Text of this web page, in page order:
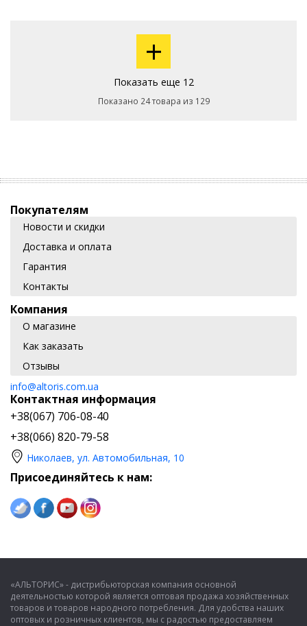
+
Показать еще 12
Показано 24 товара из 129
Покупателям
Новости и скидки
Доставка и оплата
Гарантия
Контакты
Компания
О магазине
Как заказать
Отзывы
info@altoris.com.ua
Контактная информация
+38(067) 706-08-40
+38(066) 820-79-58
Николаев, ул. Автомобильная, 10
Присоединяйтесь к нам:
«АЛЬТОРИС» - дистрибьюторская компания основной
деятельностью которой является оптовая продажа хозяйственных
товаров и товаров народного потребления. Для удобства наших
оптовых и розничных клиентов, мы с радостью предоставляем